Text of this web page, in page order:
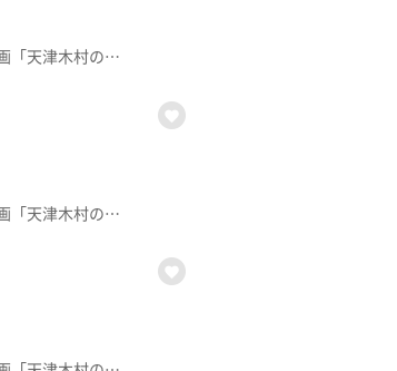
番組ＭＣ 天津木村が県内33市町村で、それぞれのまちの「ええトコ」を探す企画「天津木村のどっかええトコありますか？」32回目は「平泉町」！※2023年11月18日(土)放送
番組ＭＣ 天津木村が県内33市町村で、それぞれのまちの「ええトコ」を探す企画「天津木村のどっかええトコありますか？」31回目は「軽米町」！※2023年10月21日(土)放送